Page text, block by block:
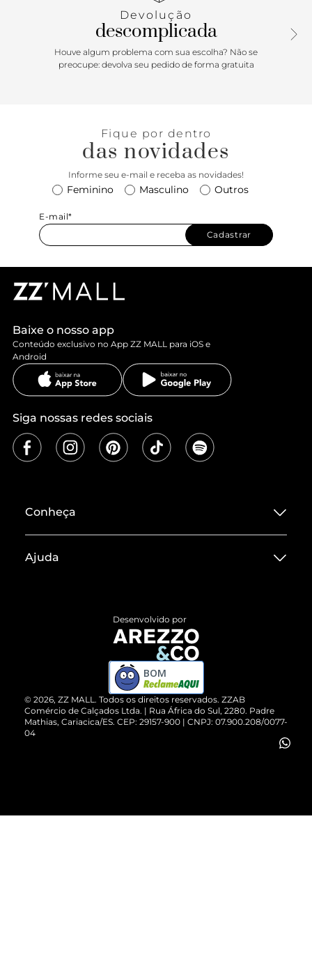
toque trendy irresistível. Versátil, a Tassy pode também ser
carregada como uma estilosa bolsa de mão (clutch).
Dimensões: 5X15X22.
Devolução
descomplicada
Houve algum problema com sua escolha? Não se
preocupe: devolva seu pedido de forma gratuita
Fique por dentro
das novidades
Informe seu e-mail e receba as novidades!
Feminino Masculino Outros
E-mail*
Cadastrar
Baixe o nosso app
Conteúdo exclusivo no App ZZ MALL para iOS e
Android
Siga nossas redes sociais
Conheça
Termos de Uso
ZZ MALL é confiável
Cartão Presente
Vendas Corporativas
Ajuda
Devolução do Produto
Compre pelo WhatsApp
© 2026, ZZ MALL. Todos os direitos reservados. ZZAB
Comércio de Calçados Ltda. | Rua África do Sul, 2280. Padre
Mathias, Cariacica/ES. CEP: 29157-900 | CNPJ: 07.900.208/0077-
04
Desenvolvido por
BOM